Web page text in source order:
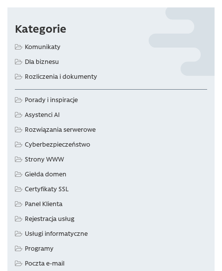
Kategorie
Komunikaty
Dla biznesu
Rozliczenia i dokumenty
Porady i inspiracje
Asystenci AI
Rozwiązania serwerowe
Cyberbezpieczeństwo
Strony WWW
Giełda domen
Certyfikaty SSL
Panel Klienta
Rejestracja usług
Usługi informatyczne
Programy
Poczta e-mail